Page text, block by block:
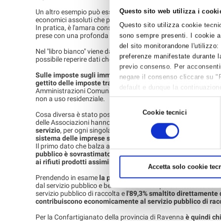
Questo sito web utilizza i
Questo sito utilizza cookie
sono sempre presenti. I cookie
del sito monitorandone
preferenze manifestate durante
previo consenso. Per
negare il consenso cliccare su
default e dunque la
per avere maggiori
del
consenso
Cookie tecnici
Accetta solo cookie
Un altro esempio può essere quello diimprese collocate
economici assoluti che però raggiungono
In pratica, è l'amara constatazione che viene da
prese con una profonda crisi economica, gli aumenti
Nel "libro bianco" viene dato molto spazio ai dati relativi alla
possibile reperire dati che invece non sono stati resi
Sulle imposte sugli immobili, ad esempio,nessun Comune
gettito delle imposte tra immobili ad uso civile ed immobili
Amministrazioni Comunali che hanno modificato, nel 2013 e
non a uso residenziale.
Cosa diversa è stato possibile fare con laTARI, la nuova
delle Associazioni hanno dato l’opportunità di realizzare una
servizio, per ogni singola municipalità, tra domestico e non
sistema delle imprese smaltisce a proprie spese il 91,5 %
Il primo dato che balza all’occhio, quindi, è che
pubblico è sovrastimato, cioè: le imprese pagano molto
ai rifiuti prodotti assimilati agli urbani.
Prendendo in esame la produzione dei rifiuti nella nostra
dal servizio pubblico e ben il 93% dal recupero effettuato
servizio pubblico di raccolta e l'89,3% smaltito direttamente
contribuiscono economicamente al servizio pubblico di
Per la Confartigianato della provincia di Ravenna è quindi